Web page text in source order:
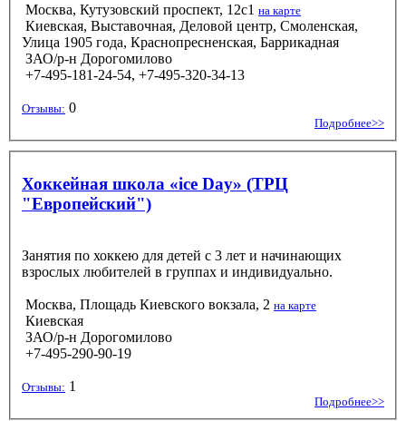
Москва, Кутузовский проспект, 12с1 на карте
Киевская, Выставочная, Деловой центр, Смоленская,
Улица 1905 года, Краснопресненская, Баррикадная
ЗАО/р-н Дорогомилово
+7-495-181-24-54, +7-495-320-34-13
Отзывы: 0
Подробнее>>
Хоккейная школа «ice Day» (ТРЦ
"Европейский")
Занятия по хоккею для детей с 3 лет и начинающих
взрослых любителей в группах и индивидуально.
Москва, Площадь Киевского вокзала, 2 на карте
Киевская
ЗАО/р-н Дорогомилово
+7-495-290-90-19
Отзывы: 1
Подробнее>>